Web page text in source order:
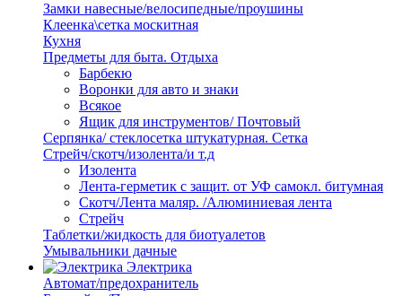
Замки навесные/велосипедные/проушины
Клеенка\сетка москитная
Кухня
Предметы для быта. Отдыха
Барбекю
Воронки для авто и знаки
Всякое
Ящик для инструментов/ Почтовый
Серпянка/ стеклосетка штукатурная. Сетка
Стрейч/скотч/изолента/и т.д
Изолента
Лента-герметик с защит. от УФ самокл. битумная
Скотч/Лента маляр. /Алюминиевая лента
Стрейч
Таблетки/жидкость для биотуалетов
Умывальники дачные
Электрика
Автомат/предохранитель